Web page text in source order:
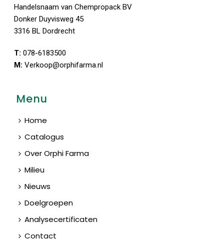
Handelsnaam van Chempropack BV
Donker Duyvisweg 45
3316 BL Dordrecht
T: 078-6183500
M: Verkoop@orphifarma.nl
Menu
Home
Catalogus
Over Orphi Farma
Milieu
Nieuws
Doelgroepen
Analysecertificaten
Contact